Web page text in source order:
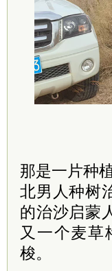
那是一片种
北男人种树
的治沙启蒙
又一个麦草
梭。